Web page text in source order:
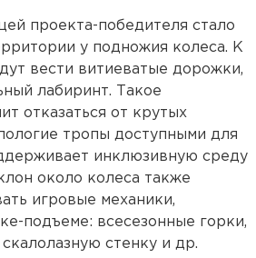
проекта-победителя стало
у подножия колеса. К
вести витиеватые дорожки,
лабиринт. Такое
отказаться от крутых
тропы доступными для
инклюзивную среду
около колеса также
игровые механики,
подъеме: всесезонные горки,
стенку и др.